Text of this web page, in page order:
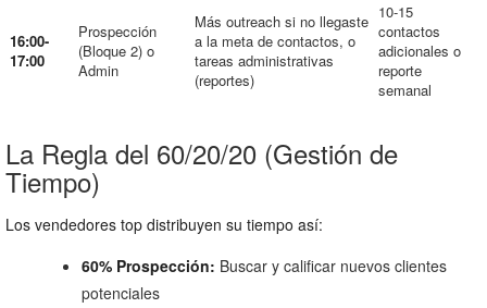
16:00-
17:00
Prospección
(Bloque 2) o
Admin
Más outreach si no llegaste
a la meta de contactos, o
tareas administrativas
(reportes)
10-15
contactos
adicionales o
reporte
semanal
La Regla del 60/20/20 (Gestión de
Tiempo)
Los vendedores top distribuyen su tiempo así:
60% Prospección: Buscar y calificar nuevos clientes
potenciales